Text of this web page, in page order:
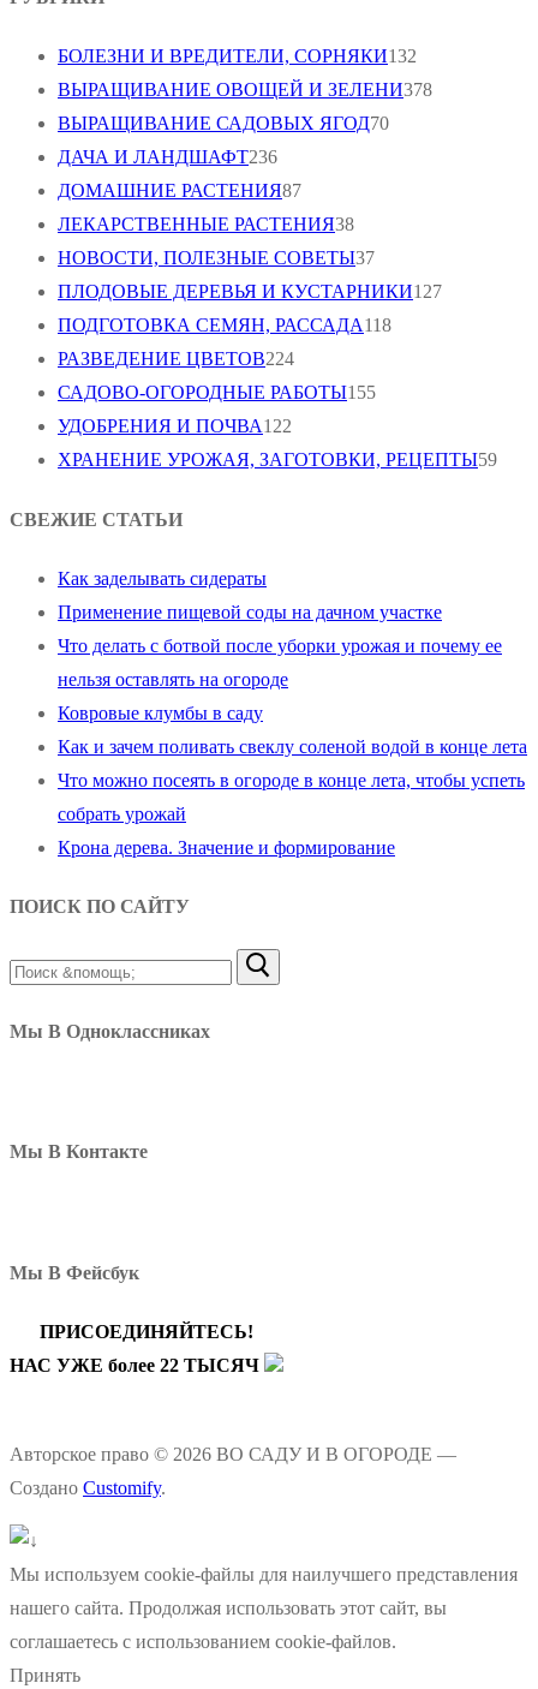
БОЛЕЗНИ И ВРЕДИТЕЛИ, СОРНЯКИ132
ВЫРАЩИВАНИЕ ОВОЩЕЙ И ЗЕЛЕНИ378
ВЫРАЩИВАНИЕ САДОВЫХ ЯГОД70
ДАЧА И ЛАНДШАФТ236
ДОМАШНИЕ РАСТЕНИЯ87
ЛЕКАРСТВЕННЫЕ РАСТЕНИЯ38
НОВОСТИ, ПОЛЕЗНЫЕ СОВЕТЫ37
ПЛОДОВЫЕ ДЕРЕВЬЯ И КУСТАРНИКИ127
ПОДГОТОВКА СЕМЯН, РАССАДА118
РАЗВЕДЕНИЕ ЦВЕТОВ224
САДОВО-ОГОРОДНЫЕ РАБОТЫ155
УДОБРЕНИЯ И ПОЧВА122
ХРАНЕНИЕ УРОЖАЯ, ЗАГОТОВКИ, РЕЦЕПТЫ59
СВЕЖИЕ СТАТЬИ
Как заделывать сидераты
Применение пищевой соды на дачном участке
Что делать с ботвой после уборки урожая и почему ее
нельзя оставлять на огороде
Ковровые клумбы в саду
Как и зачем поливать свеклу соленой водой в конце лета
Что можно посеять в огороде в конце лета, чтобы успеть
собрать урожай
Крона дерева. Значение и формирование
ПОИСК ПО САЙТУ
Найти:
Мы В Одноклассниках
Мы В Контакте
Мы В Фейсбук
ПРИСОЕДИНЯЙТЕСЬ!
НАС УЖЕ более 22 ТЫСЯЧ
Авторское право © 2026 ВО САДУ И В ОГОРОДЕ —
Создано Customify.
Мы используем cookie-файлы для наилучшего представления
нашего сайта. Продолжая использовать этот сайт, вы
соглашаетесь с использованием cookie-файлов.
Принять